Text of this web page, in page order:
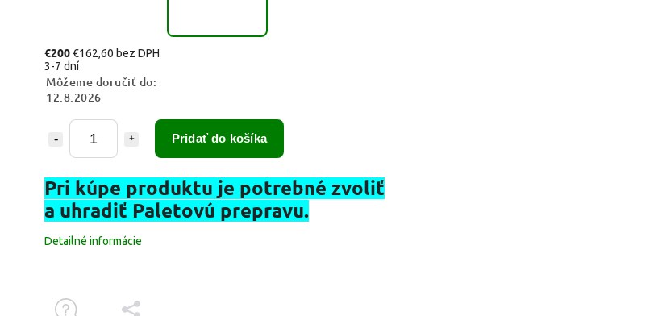
€200€162,60 bez DPH
3-7 dní
Môžeme doručiť do:
12.8.2026
Pridať do košíka
Pri kúpe produktu je potrebné zvoliť
a uhradiť Paletovú prepravu.
Detailné informácie